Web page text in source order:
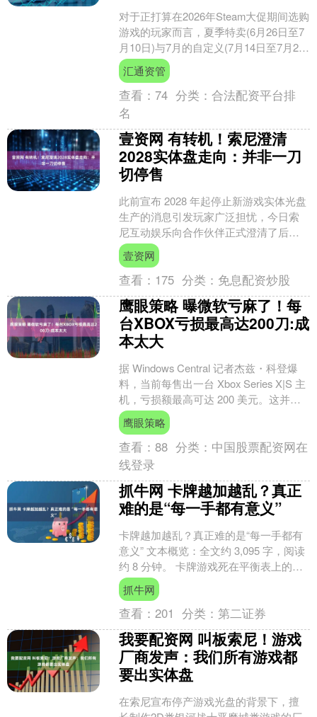
对于正打算在2026年Steam大促期间选购
游戏的玩家而言，夏季特卖(6月26日至7
月10日)与7月的自定义(7月14日至7月20
日)促销构成了近期最佳的入手窗....
汇通资管
查看：74 分类：合法配资平台排
名
壹资网 有转机！索尼澄清
2028实体盘走向：并非一刀
切停售
此前宣布 2028 年起停止新游戏实体光盘
生产的消息引发玩家广泛担忧，今日索
尼互动娱乐向合作伙伴正式澄清了后续
实体介质的具体走向，明确表示实体游
戏不会在 202....
壹资网
查看： 175 分类： 免息配资炒股
鹰眼策略 曝微软亏麻了！每
台XBOX亏损最高达200刀:成
本太大
据 Windows Central 记者杰兹・科登爆
料，当前每售出一台 Xbox Series X|S 主
机，亏损额最高可达 200 美元。这并非
短期促销导致的....
鹰眼策略
查看：88 分类： 中国股票配资网在
线登录
抓牛网 卡牌越加越乱？真正
难的是“每一手都有意义”
卡牌越加越乱？真正难的是“每一手都有
意义” 文本概览：全文约 3,095 字，阅读
约 8 分钟。 卡牌游戏死在平衡表上的情
况，远没有死在“玩家不知道这一手该想
什....
抓牛网
查看：201 分类： 第二证券
我要配资网 叫板索尼！游戏
厂商发声：我们所有游戏都
要出实体盘
在索尼宣布停产游戏光盘的背景下，擅